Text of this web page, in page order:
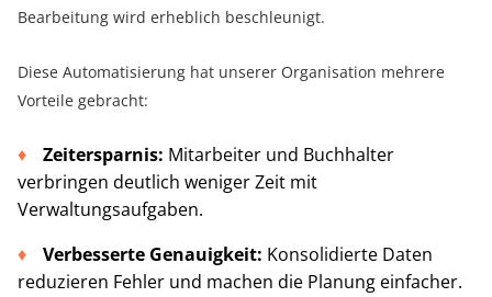
Bearbeitung wird erheblich beschleunigt.
Diese Automatisierung hat unserer Organisation mehrere
Vorteile gebracht:
Zeitersparnis: Mitarbeiter und Buchhalter
verbringen deutlich weniger Zeit mit
Verwaltungsaufgaben.
Verbesserte Genauigkeit: Konsolidierte Daten
reduzieren Fehler und machen die Planung einfacher.